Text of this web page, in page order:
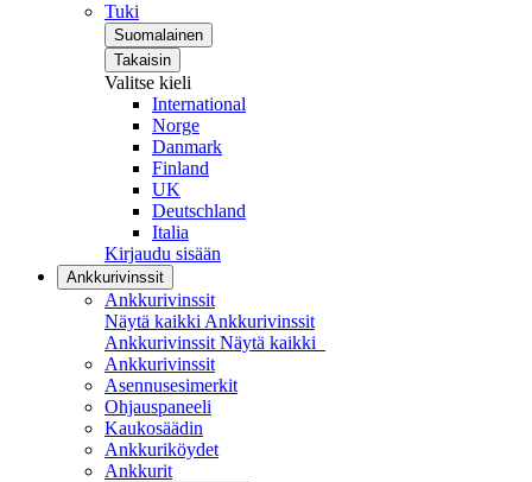
Tuki
Suomalainen
Takaisin
Valitse kieli
International
Norge
Danmark
Finland
UK
Deutschland
Italia
Kirjaudu sisään
Ankkurivinssit
Ankkurivinssit
Näytä kaikki Ankkurivinssit
Ankkurivinssit Näytä kaikki
Ankkurivinssit
Asennusesimerkit
Ohjauspaneeli
Kaukosäädin
Ankkuriköydet
Ankkurit